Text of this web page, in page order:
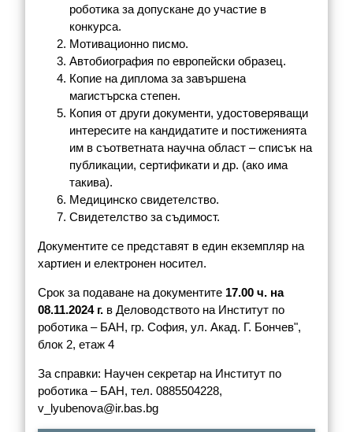
роботика за допускане до участие в
конкурса.
Мотивационно писмо.
Автобиография по европейски образец.
Копие на диплома за завършена
магистърска степен.
Копия от други документи, удостоверяващи
интересите на кандидатите и постиженията
им в съответната научна област – списък на
публикации, сертификати и др. (ако има
такива).
Медицинско свидетелство.
Свидетелство за съдимост.
Документите се представят в един екземпляр на
хартиен и електронен носител.
Срок за подаване на документите 17.00 ч. на
08.11.2024 г. в Деловодството на Институт по
роботика – БАН, гр. София, ул. Акад. Г. Бончев",
блок 2, етаж 4
За справки: Научен секретар на Институт по
роботика – БАН, тел. 0885504228,
v_lyubenova@ir.bas.bg